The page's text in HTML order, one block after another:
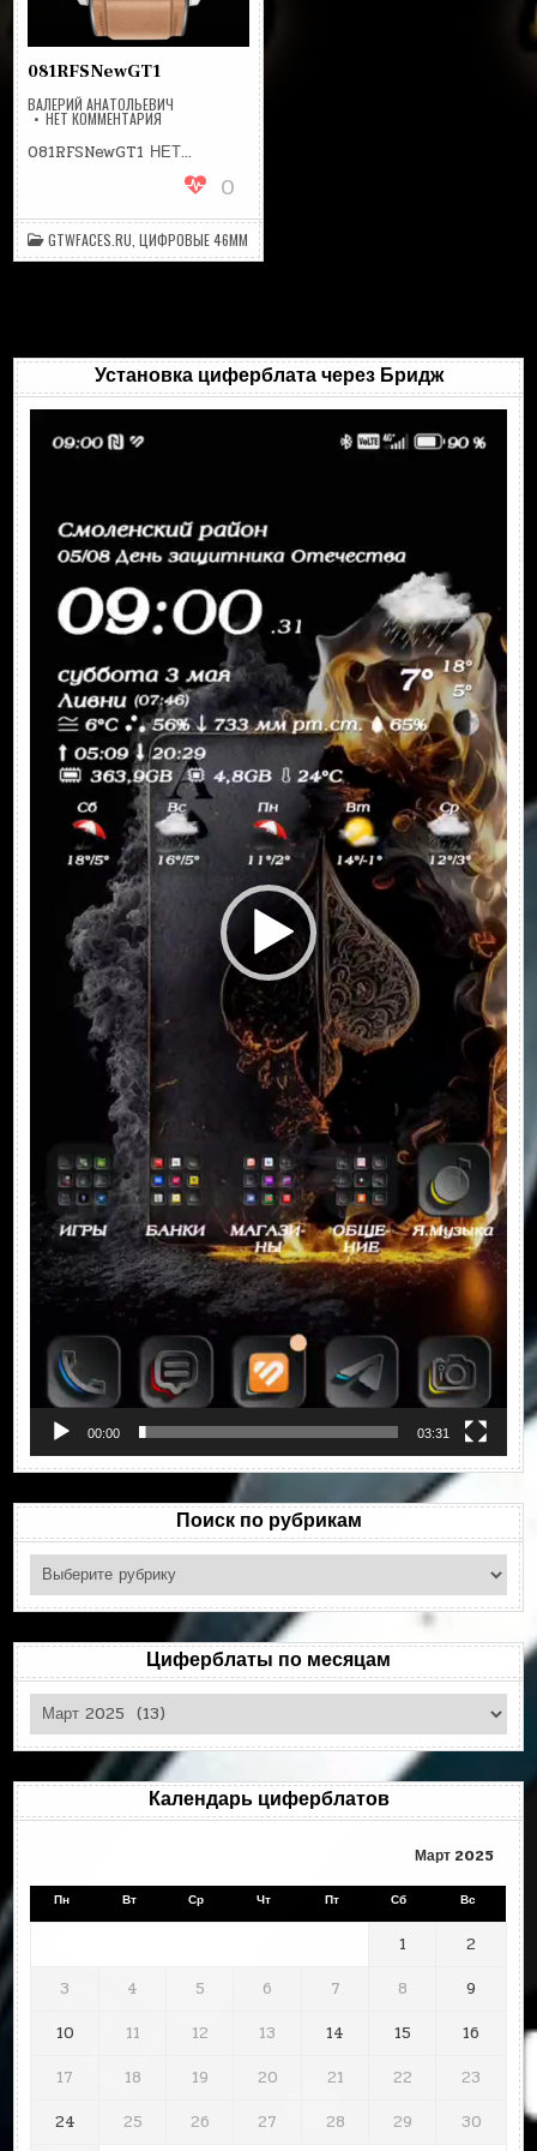
081RFSNewGT1
ВАЛЕРИЙ АНАТОЛЬЕВИЧ
НЕТ КОММЕНТАРИЯНА
081RFSNewGT1 НЕТ…
0
GTWFACES.RU ,ЦИФРОВЫЕ 46MM
Установка циферблата через Бридж
00:00 03:31
Поиск по рубрикам
Поиск
рубрикам
Циферблаты по месяцам
Циферблаты
месяцам
Календарь циферблатов
Март 2025
Пн Вт Ср Чт Пт Сб Вс
1
2
3
4 5 6 7 8
9
10
11 12 13 14 15
16
17
18 19 20 21 22
23
24
25 26 27 28 29 30